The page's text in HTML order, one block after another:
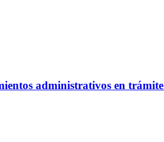
administrativos en